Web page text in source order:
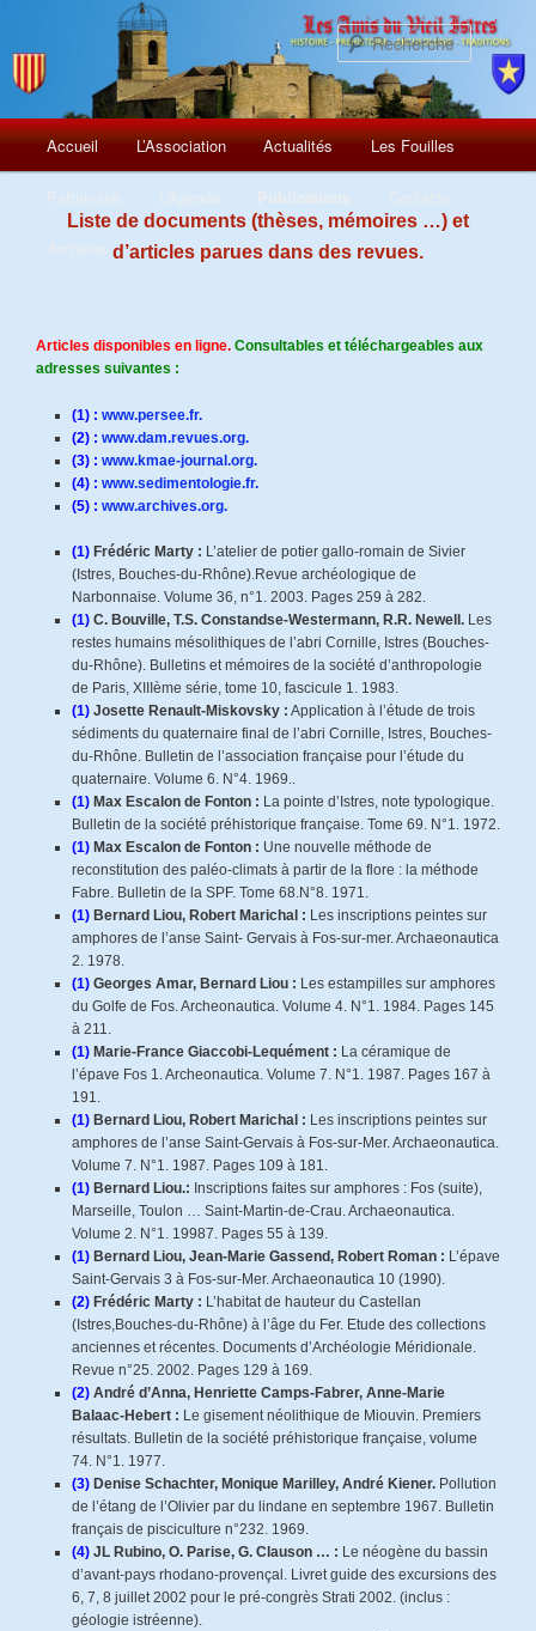
Menu
principal
Aller
Accueil L’Association Actualités Les Fouilles
Liste de documents (thèses, mémoires …) et
d’articles parues dans des revues.
Articles disponibles en ligne. Consultables et téléchargeables aux
adresses suivantes :
(1) : www.persee.fr.
(2) : www.dam.revues.org.
(3) : www.kmae-journal.org.
(4) : www.sedimentologie.fr.
(5) : www.archives.org.
(1) Frédéric Marty : L’atelier de potier gallo-romain de Sivier
(Istres, Bouches-du-Rhône).Revue archéologique de
Narbonnaise. Volume 36, n°1. 2003. Pages 259 à 282.
(1) C. Bouville, T.S. Constandse-Westermann, R.R. Newell. Les
restes humains mésolithiques de l’abri Cornille, Istres (Bouches-
du-Rhône). Bulletins et mémoires de la société d’anthropologie
de Paris, XIIIème série, tome 10, fascicule 1. 1983.
(1) Josette Renault-Miskovsky : Application à l’étude de trois
sédiments du quaternaire final de l’abri Cornille, Istres, Bouches-
du-Rhône. Bulletin de l’association française pour l’étude du
quaternaire. Volume 6. N°4. 1969..
(1) Max Escalon de Fonton : La pointe d’Istres, note typologique.
Bulletin de la société préhistorique française. Tome 69. N°1. 1972.
(1) Max Escalon de Fonton : Une nouvelle méthode de
reconstitution des paléo-climats à partir de la flore : la méthode
Fabre. Bulletin de la SPF. Tome 68.N°8. 1971.
(1) Bernard Liou, Robert Marichal : Les inscriptions peintes sur
amphores de l’anse Saint- Gervais à Fos-sur-mer. Archaeonautica
2. 1978.
(1) Georges Amar, Bernard Liou : Les estampilles sur amphores
du Golfe de Fos. Archeonautica. Volume 4. N°1. 1984. Pages 145
à 211.
(1) Marie-France Giaccobi-Lequément : La céramique de
l’épave Fos 1. Archeonautica. Volume 7. N°1. 1987. Pages 167 à
191.
(1) Bernard Liou, Robert Marichal : Les inscriptions peintes sur
amphores de l’anse Saint-Gervais à Fos-sur-Mer. Archaeonautica.
Volume 7. N°1. 1987. Pages 109 à 181.
(1) Bernard Liou.: Inscriptions faites sur amphores : Fos (suite),
Marseille, Toulon … Saint-Martin-de-Crau. Archaeonautica.
Volume 2. N°1. 19987. Pages 55 à 139.
(1) Bernard Liou, Jean-Marie Gassend, Robert Roman : L’épave
Saint-Gervais 3 à Fos-sur-Mer. Archaeonautica 10 (1990).
(2) Frédéric Marty : L’habitat de hauteur du Castellan
(Istres,Bouches-du-Rhône) à l’âge du Fer. Etude des collections
anciennes et récentes. Documents d’Archéologie Méridionale.
Revue n°25. 2002. Pages 129 à 169.
(2) André d’Anna, Henriette Camps-Fabrer, Anne-Marie
Balaac-Hebert : Le gisement néolithique de Miouvin. Premiers
résultats. Bulletin de la société préhistorique française, volume
74. N°1. 1977.
(3) Denise Schachter, Monique Marilley, André Kiener. Pollution
de l’étang de l’Olivier par du lindane en septembre 1967. Bulletin
français de pisciculture n°232. 1969.
(4) JL Rubino, O. Parise, G. Clauson … : Le néogène du bassin
d’avant-pays rhodano-provençal. Livret guide des excursions des
6, 7, 8 juillet 2002 pour le pré-congrès Strati 2002. (inclus :
géologie istréenne).